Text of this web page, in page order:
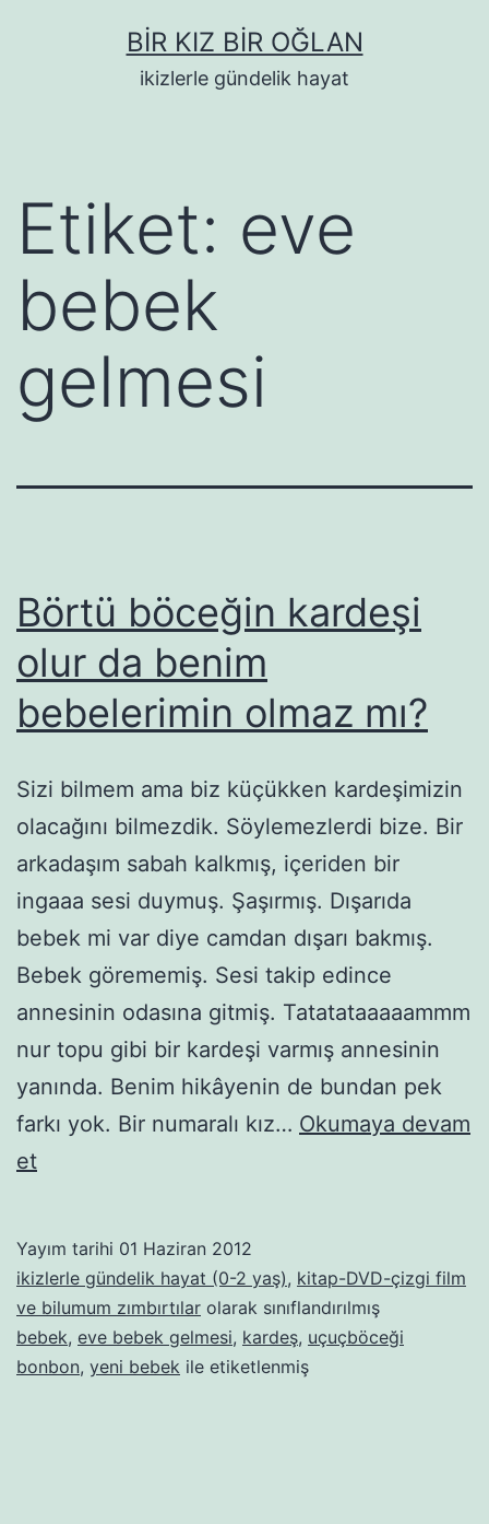
BIR KIZ BIR OĞLAN
ikizlerle gündelik hayat
Etiket: eve
bebek
gelmesi
Börtü böceğin kardeşi
olur da benim
bebelerimin olmaz mı?
Sizi bilmem ama biz küçükken kardeşimizin
olacağını bilmezdik. Söylemezlerdi bize. Bir
arkadaşım sabah kalkmış, içeriden bir
ingaaa sesi duymuş. Şaşırmış. Dışarıda
bebek mi var diye camdan dışarı bakmış.
Bebek görememiş. Sesi takip edince
annesinin odasına gitmiş. Tatatataaaaammm
nur topu gibi bir kardeşi varmış annesinin
yanında. Benim hikâyenin de bundan pek
farkı yok. Bir numaralı kız… Okumaya devam
etBörtü
olur
da
benim
bebelerimin
Yayım tarihi 01 Haziran 2012
ikizlerle gündelik hayat (0-2 yaş), kitap-DVD-çizgi film
ve bilumum zımbırtılar olarak sınıflandırılmış
bebek, eve bebek gelmesi, kardeş, uçuçböceği
bonbon, yeni bebek ile etiketlenmiş